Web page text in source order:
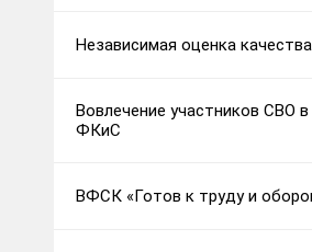
Независимая оценка качества
Вовлечение участников СВО в
ФКиС
ВФСК «Готов к труду и